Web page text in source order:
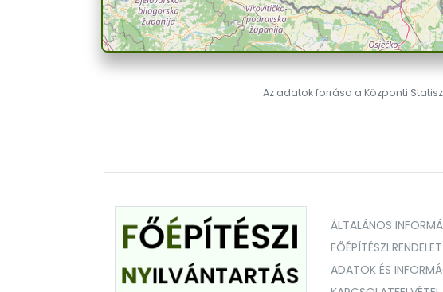
Az adatok forrása a Központi
ÁLTALÁNOS
FŐÉPÍTÉSZI RENDELET
ADATOK ÉS